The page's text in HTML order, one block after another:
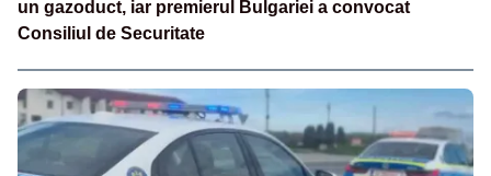
un gazoduct, iar premierul Bulgariei a convocat
Consiliul de Securitate